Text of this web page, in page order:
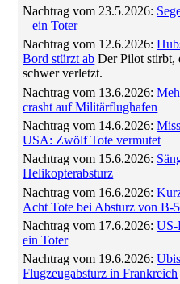
Nachtrag vom 23.5.2026:
– ein Toter
Nachtrag vom 12.6.2026:
Bord stürzt ab Der Pilot stirbt,
schwer verletzt.
Nachtrag vom 13.6.2026:
crasht auf Militärflughafen
Nachtrag vom 14.6.2026:
USA: Zwölf Tote vermutet
Nachtrag vom 15.6.2026:
Helikopterabsturz
Nachtrag vom 16.6.2026:
Acht Tote bei Absturz von B-
Nachtrag vom 17.6.2026:US-
ein Toter
Nachtrag vom 19.6.2026:
Flugzeugabsturz in Frankreich